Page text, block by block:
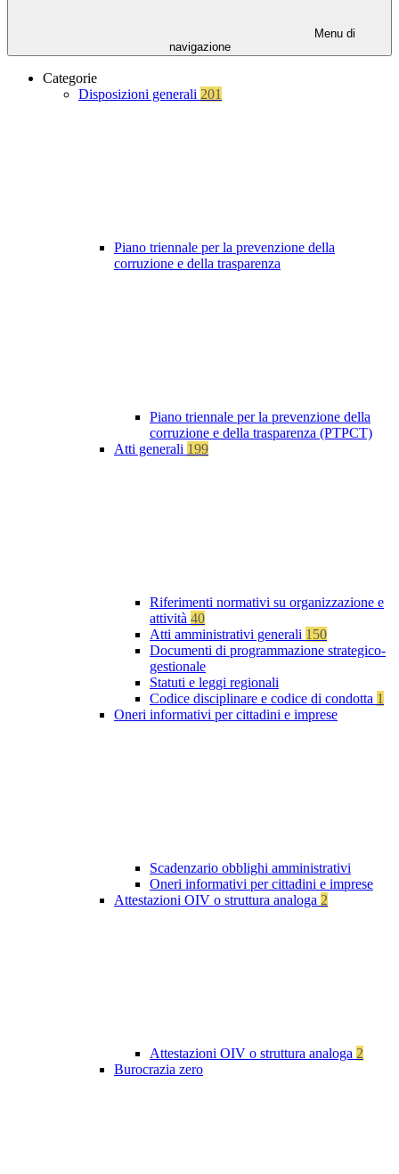
Menu di
navigazione
Categorie
Disposizioni generali 201
Piano triennale per la prevenzione della
corruzione e della trasparenza
Piano triennale per la prevenzione della
corruzione e della trasparenza (PTPCT)
Atti generali 199
Riferimenti normativi su organizzazione e
attività 40
Atti amministrativi generali 150
Documenti di programmazione strategico-
gestionale
Statuti e leggi regionali
Codice disciplinare e codice di condotta 1
Oneri informativi per cittadini e imprese
Scadenzario obblighi amministrativi
Oneri informativi per cittadini e imprese
Attestazioni OIV o struttura analoga 2
Attestazioni OIV o struttura analoga 2
Burocrazia zero